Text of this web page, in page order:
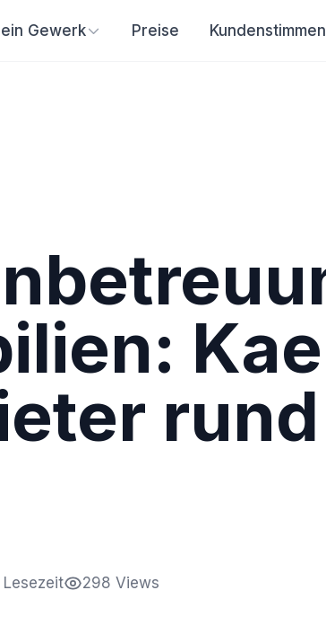
Gewerk Preise Kundenstimmen
Lesezeit 298 Views